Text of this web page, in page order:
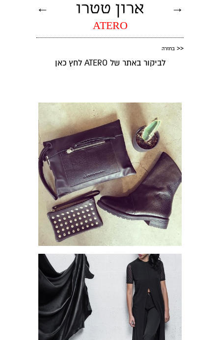
ארון טטרו
ATERO
← →
<< בחזרה
לביקור באתר של ATERO לחץ כאן